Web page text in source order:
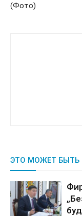
(Фото)
ЭТО МОЖЕТ БЫТЬ